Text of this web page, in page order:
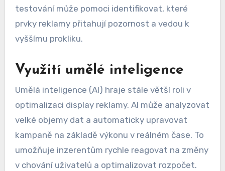
testování může pomoci identifikovat, které
prvky reklamy přitahují pozornost a vedou k
vyššímu prokliku.
Využití umělé inteligence
Umělá inteligence (AI) hraje stále větší roli v
optimalizaci display reklamy. AI může analyzovat
velké objemy dat a automaticky upravovat
kampaně na základě výkonu v reálném čase. To
umožňuje inzerentům rychle reagovat na změny
v chování uživatelů a optimalizovat rozpočet.